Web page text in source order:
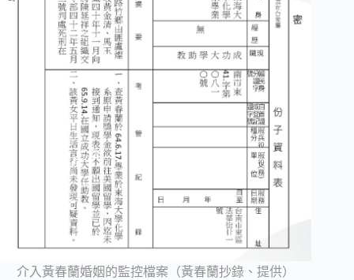
介入黃春蘭婚姻的監控檔案（黃春蘭抄錄、提供）